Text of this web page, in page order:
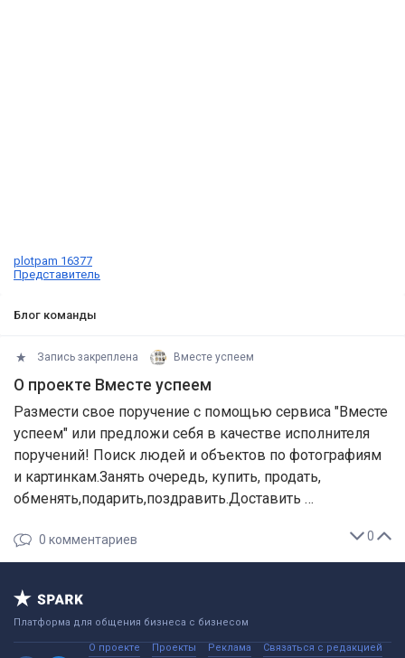
plotpam 16377
Представитель
Блог команды
Запись закреплена Вместе успеем
О проекте Вместе успеем
Размести свое поручение c помощью сервиса "Вместе
успеем" или предложи себя в качестве исполнителя
поручений! Поиск людей и объектов по фотографиям
и картинкам.Занять очередь, купить, продать,
обменять,подарить,поздравить.Доставить …
0
0 комментариев
Платформа для общения бизнеса с бизнесом
О проекте Проекты Реклама Связаться с редакцией